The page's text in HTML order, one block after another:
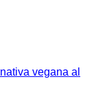
vegana al